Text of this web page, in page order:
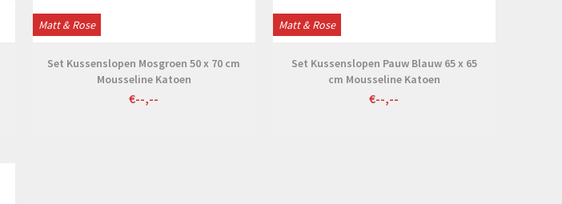
Matt & Rose
Set Kussenslopen Mosgroen 50 x 70 cm
Mousseline Katoen
€--,--
Matt & Rose
Set Kussenslopen Pauw Blauw 65 x 65
cm Mousseline Katoen
€--,--